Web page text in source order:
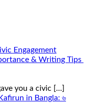
Engagement
& Writing Tips
you a civic […]
in Bangla: ৬